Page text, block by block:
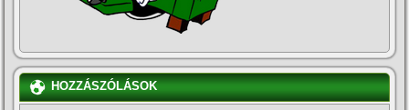
HOZZÁSZÓLÁSOK